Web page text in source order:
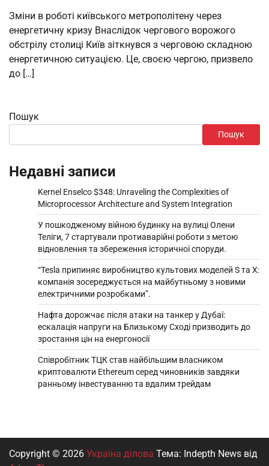
Зміни в роботі київського метрополітену через
енергетичну кризу Внаслідок чергового ворожого
обстрілу столиці Київ зіткнувся з черговою складною
енергетичною ситуацією. Це, своєю чергою, призвело
до […]
Пошук
Пошук
Недавні записи
Kernel Enselco $348: Unraveling the Complexities of
Microprocessor Architecture and System Integration
У пошкодженому війною будинку на вулиці Олени
Теліги, 7 стартували протиаварійні роботи з метою
відновлення та збереження історичної споруди.
“Tesla припиняє виробництво культових моделей S та X:
компанія зосереджується на майбутньому з новими
електричними розробками”.
Нафта дорожчає після атаки на танкер у Дубаї:
ескалація напруги на Близькому Сході призводить до
зростання цін на енергоносії
Співробітник ТЦК став найбільшим власником
криптовалюти Ethereum серед чиновників завдяки
ранньому інвестуванню та вдалим трейдам
Copyright © 2026 Україна ділова Тема: Indepth News від